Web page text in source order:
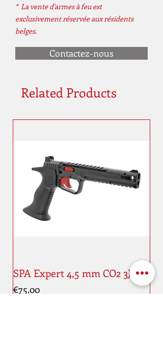
* La vente d'armes à feu est
exclusivement réservée aux résidents
belges.
Contactez-nous
Related Products
SPA Expert 4,5 mm CO2 3J
Price
€75.00